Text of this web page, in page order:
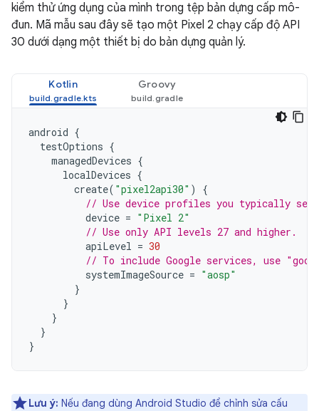
kiểm thử ứng dụng của mình trong tệp bản dựng cấp mô-
đun. Mã mẫu sau đây sẽ tạo một Pixel 2 chạy cấp độ API
30 dưới dạng một thiết bị do bản dựng quản lý.
Kotlin Groovy
android {
testOptions {
managedDevices {
localDevices {
create( "pixel2api30" )
{
// Use device profiles you typically see
device = "Pixel 2"
// Use only API levels 27 and higher.
apiLevel = 30
// To include Google services, use
systemImageSource = "aosp"
}
}
}
}
}
Lưu ý: Nếu đang dùng Android Studio để chỉnh sửa cấu